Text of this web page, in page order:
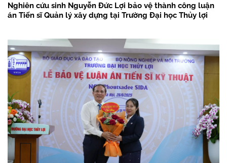
Nghiên cứu sinh Nguyễn Đức Lợi bảo vệ thành công luận
án Tiến sĩ Quản lý xây dựng tại Trường Đại học Thủy lợi